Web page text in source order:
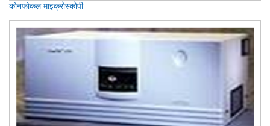
कोनफोकल माइक्रोस्कोपी